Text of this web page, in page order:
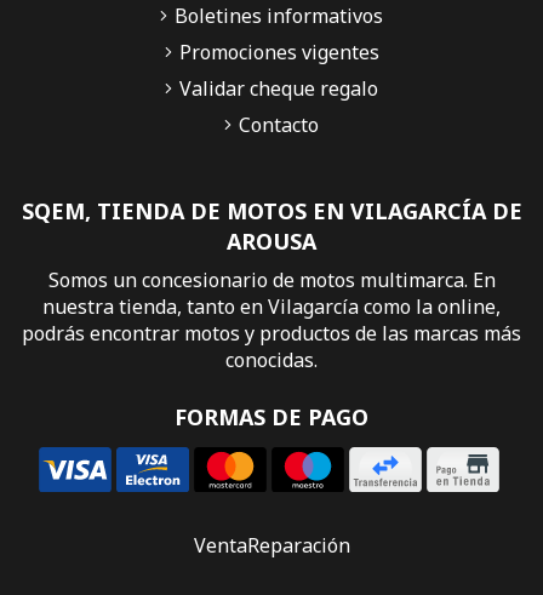
SQEM, TIENDA DE MOTOS EN VILAGARCÍA DE
AROUSA
Somos un concesionario de motos multimarca. En
nuestra tienda, tanto en Vilagarcía como la online,
podrás encontrar motos y productos de las marcas más
conocidas.
FORMAS DE PAGO
Boletines informativos
Promociones vigentes
Validar cheque regalo
Contacto
VentaReparación